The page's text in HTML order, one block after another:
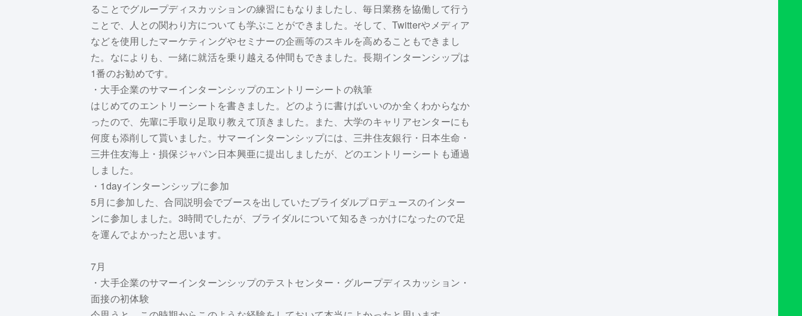
ることでグループディスカッションの練習にもなりましたし、毎日業務を協働して行う
ことで、人との関わり方についても学ぶことができました。そして、Twitterやメディア
などを使用したマーケティングやセミナーの企画等のスキルを高めることもできまし
た。なによりも、一緒に就活を乗り越える仲間もできました。長期インターンシップは
1番のお勧めです。
・大手企業のサマーインターンシップのエントリーシートの執筆
はじめてのエントリーシートを書きました。どのように書けばいいのか全くわからなか
ったので、先輩に手取り足取り教えて頂きました。また、大学のキャリアセンターにも
何度も添削して貰いました。サマーインターンシップには、三井住友銀行・日本生命・
三井住友海上・損保ジャパン日本興亜に提出しましたが、どのエントリーシートも通過
しました。
・1dayインターンシップに参加
5月に参加した、合同説明会でブースを出していたブライダルプロデュースのインター
ンに参加しました。3時間でしたが、ブライダルについて知るきっかけになったので足
を運んでよかったと思います。
7月
・大手企業のサマーインターンシップのテストセンター・グループディスカッション・
面接の初体験